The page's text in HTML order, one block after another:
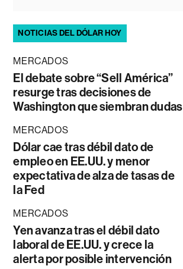
NOTICIAS DEL DÓLAR HOY
MERCADOS
El debate sobre “Sell América”
resurge tras decisiones de
Washington que siembran dudas
MERCADOS
Dólar cae tras débil dato de
empleo en EE.UU. y menor
expectativa de alza de tasas de
la Fed
MERCADOS
Yen avanza tras el débil dato
laboral de EE.UU. y crece la
alerta por posible intervención